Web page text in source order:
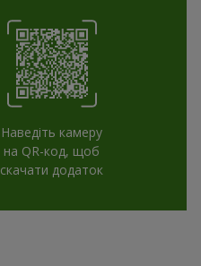
Наведіть камеру
на QR-код, щоб
скачати додаток